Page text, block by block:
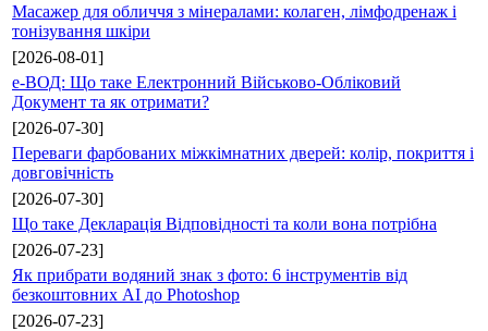
Масажер для обличчя з мінералами: колаген, лімфодренаж і
тонізування шкіри
[2026-08-01]
е-ВОД: Що таке Електронний Військово-Обліковий
Документ та як отримати?
[2026-07-30]
Переваги фарбованих міжкімнатних дверей: колір, покриття і
довговічність
[2026-07-30]
Що таке Декларація Відповідності та коли вона потрібна
[2026-07-23]
Як прибрати водяний знак з фото: 6 інструментів від
безкоштовних AI до Photoshop
[2026-07-23]